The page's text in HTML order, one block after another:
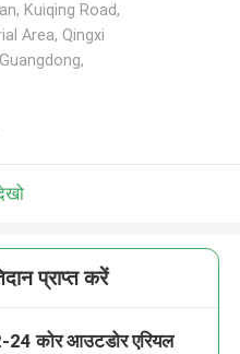
Kuiqing Road,
Area, Qingxi
प्राप्त करें
24 कोर आउटडोर एरियल